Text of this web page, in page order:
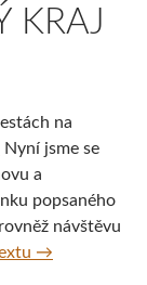
KRAJ
na
Nyní jsme se
a
popsaného
návštěvu
Zámek
→